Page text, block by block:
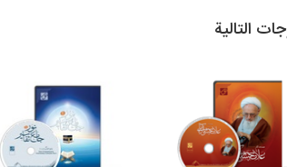
التالية